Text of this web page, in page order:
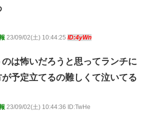
23/09/02(土) 10:44:25 ID:4yWn
は怖いだろうと思ってランチに
が予定立てるの難しくて泣いてる
23/09/02(土) 10:44:36 ID:TwHe